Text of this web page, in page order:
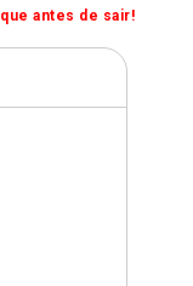
antes de sair!